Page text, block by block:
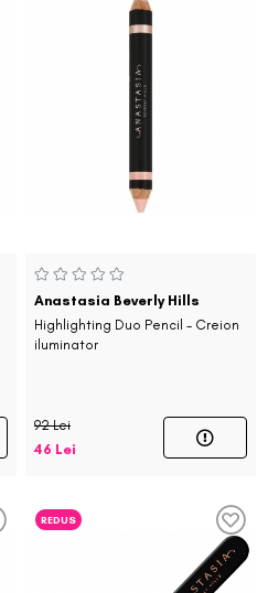
Anastasia Beverly Hills
Highlighting Duo Pencil - Creion
iluminator
92 Lei
46 Lei
REDUS